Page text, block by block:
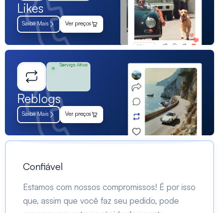
Likes
Saiba Mais Ver preços
Serviço Ativo
Reblogs
Saiba Mais Ver preços
Confiável
Estamos com nossos compromissos! É por isso
que, assim que você faz seu pedido, pode